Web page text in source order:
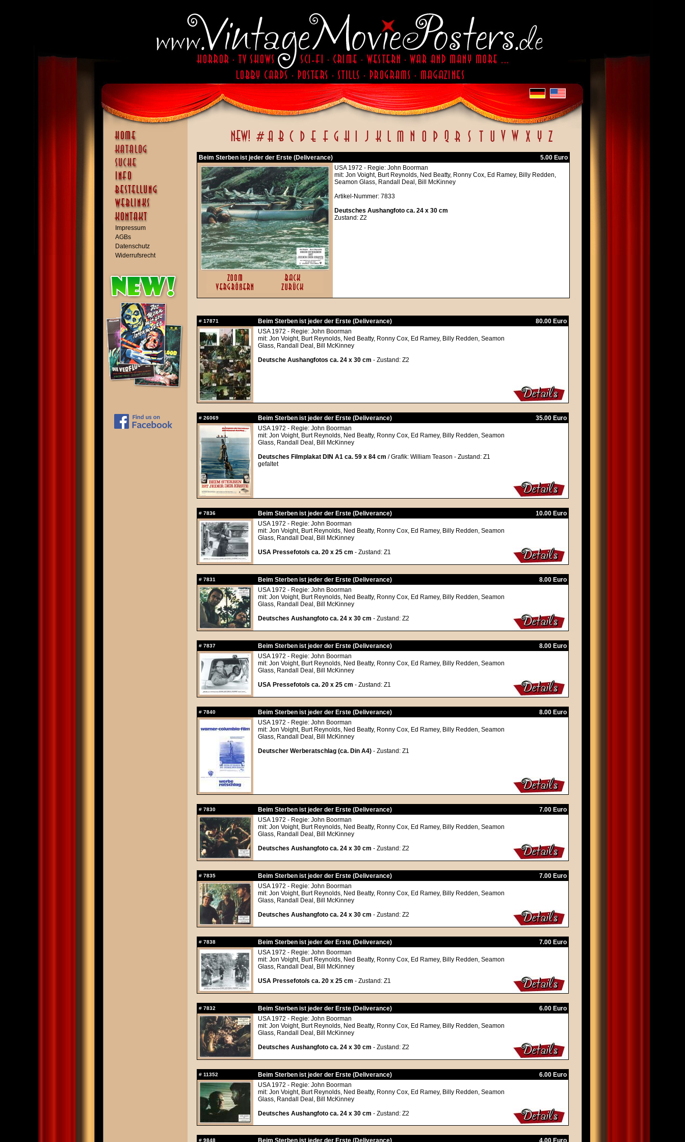
Impressum
AGBs
Datenschutz
Widerrufsrecht
Beim Sterben ist jeder der Erste (Deliverance)
5.00 Euro
USA 1972 - Regie: John Boorman
mit: Jon Voight, Burt Reynolds, Ned Beatty, Ronny Cox, Ed Ramey, Billy Redden,
Seamon Glass, Randall Deal, Bill McKinney
Artikel-Nummer: 7833
Deutsches Aushangfoto ca. 24 x 30 cm
Zustand: Z2
# 17871 Beim Sterben ist jeder der Erste (Deliverance)
80.00 Euro
USA 1972 - Regie: John Boorman
mit: Jon Voight, Burt Reynolds, Ned Beatty, Ronny Cox, Ed Ramey, Billy Redden, Seamon
Glass, Randall Deal, Bill McKinney
Deutsche Aushangfotos ca. 24 x 30 cm - Zustand: Z2
# 26069 Beim Sterben ist jeder der Erste (Deliverance)
35.00 Euro
USA 1972 - Regie: John Boorman
mit: Jon Voight, Burt Reynolds, Ned Beatty, Ronny Cox, Ed Ramey, Billy Redden, Seamon
Glass, Randall Deal, Bill McKinney
Deutsches Filmplakat DIN A1 ca. 59 x 84 cm / Grafik: William Teason - Zustand: Z1
gefaltet
# 7836 Beim Sterben ist jeder der Erste (Deliverance)
10.00 Euro
USA 1972 - Regie: John Boorman
mit: Jon Voight, Burt Reynolds, Ned Beatty, Ronny Cox, Ed Ramey, Billy Redden, Seamon
Glass, Randall Deal, Bill McKinney
USA Pressefoto/s ca. 20 x 25 cm - Zustand: Z1
# 7831 Beim Sterben ist jeder der Erste (Deliverance)
8.00 Euro
USA 1972 - Regie: John Boorman
mit: Jon Voight, Burt Reynolds, Ned Beatty, Ronny Cox, Ed Ramey, Billy Redden, Seamon
Glass, Randall Deal, Bill McKinney
Deutsches Aushangfoto ca. 24 x 30 cm - Zustand: Z2
# 7837 Beim Sterben ist jeder der Erste (Deliverance)
8.00 Euro
USA 1972 - Regie: John Boorman
mit: Jon Voight, Burt Reynolds, Ned Beatty, Ronny Cox, Ed Ramey, Billy Redden, Seamon
Glass, Randall Deal, Bill McKinney
USA Pressefoto/s ca. 20 x 25 cm - Zustand: Z1
# 7840 Beim Sterben ist jeder der Erste (Deliverance)
8.00 Euro
USA 1972 - Regie: John Boorman
mit: Jon Voight, Burt Reynolds, Ned Beatty, Ronny Cox, Ed Ramey, Billy Redden, Seamon
Glass, Randall Deal, Bill McKinney
Deutscher Werberatschlag (ca. Din A4) - Zustand: Z1
# 7830 Beim Sterben ist jeder der Erste (Deliverance)
7.00 Euro
USA 1972 - Regie: John Boorman
mit: Jon Voight, Burt Reynolds, Ned Beatty, Ronny Cox, Ed Ramey, Billy Redden, Seamon
Glass, Randall Deal, Bill McKinney
Deutsches Aushangfoto ca. 24 x 30 cm - Zustand: Z2
# 7835 Beim Sterben ist jeder der Erste (Deliverance)
7.00 Euro
USA 1972 - Regie: John Boorman
mit: Jon Voight, Burt Reynolds, Ned Beatty, Ronny Cox, Ed Ramey, Billy Redden, Seamon
Glass, Randall Deal, Bill McKinney
Deutsches Aushangfoto ca. 24 x 30 cm - Zustand: Z2
# 7838 Beim Sterben ist jeder der Erste (Deliverance)
7.00 Euro
USA 1972 - Regie: John Boorman
mit: Jon Voight, Burt Reynolds, Ned Beatty, Ronny Cox, Ed Ramey, Billy Redden, Seamon
Glass, Randall Deal, Bill McKinney
USA Pressefoto/s ca. 20 x 25 cm - Zustand: Z1
# 7832 Beim Sterben ist jeder der Erste (Deliverance)
6.00 Euro
USA 1972 - Regie: John Boorman
mit: Jon Voight, Burt Reynolds, Ned Beatty, Ronny Cox, Ed Ramey, Billy Redden, Seamon
Glass, Randall Deal, Bill McKinney
Deutsches Aushangfoto ca. 24 x 30 cm - Zustand: Z2
# 11352 Beim Sterben ist jeder der Erste (Deliverance)
6.00 Euro
USA 1972 - Regie: John Boorman
mit: Jon Voight, Burt Reynolds, Ned Beatty, Ronny Cox, Ed Ramey, Billy Redden, Seamon
Glass, Randall Deal, Bill McKinney
Deutsches Aushangfoto ca. 24 x 30 cm - Zustand: Z2
# 9848 Beim Sterben ist jeder der Erste (Deliverance) 4.00 Euro